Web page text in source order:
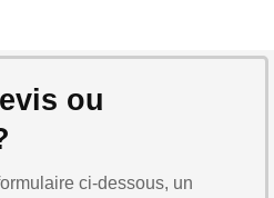
ou
ci-dessous, un